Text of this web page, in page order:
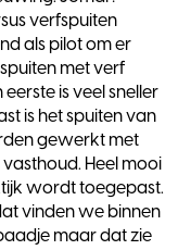
verfspuiten
als pilot om er
met verf
is veel sneller
is het spuiten van
gewerkt met
Heel mooi
wordt toegepast.
vinden we binnen
maar dat zie